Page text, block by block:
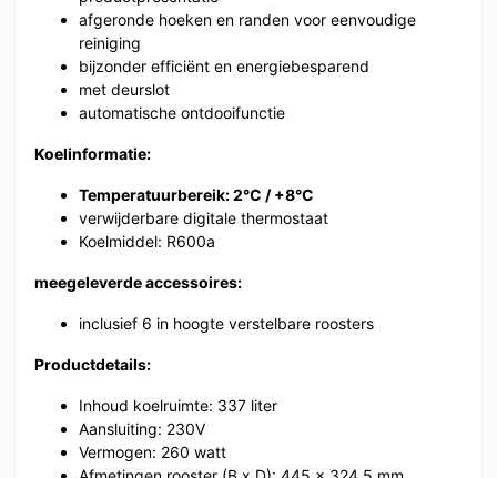
afgeronde hoeken en randen voor eenvoudige
reiniging
bijzonder efficiënt en energiebesparend
met deurslot
automatische ontdooifunctie
Koelinformatie:
Temperatuurbereik: 2°C / +8°C
verwijderbare digitale thermostaat
Koelmiddel: R600a
meegeleverde accessoires:
inclusief 6 in hoogte verstelbare roosters
Productdetails:
Inhoud koelruimte: 337 liter
Aansluiting: 230V
Vermogen: 260 watt